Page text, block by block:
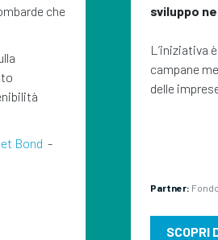
che
Bond -
sviluppo
L’iniziativa
campane
delle
Partner:
SCOPRI